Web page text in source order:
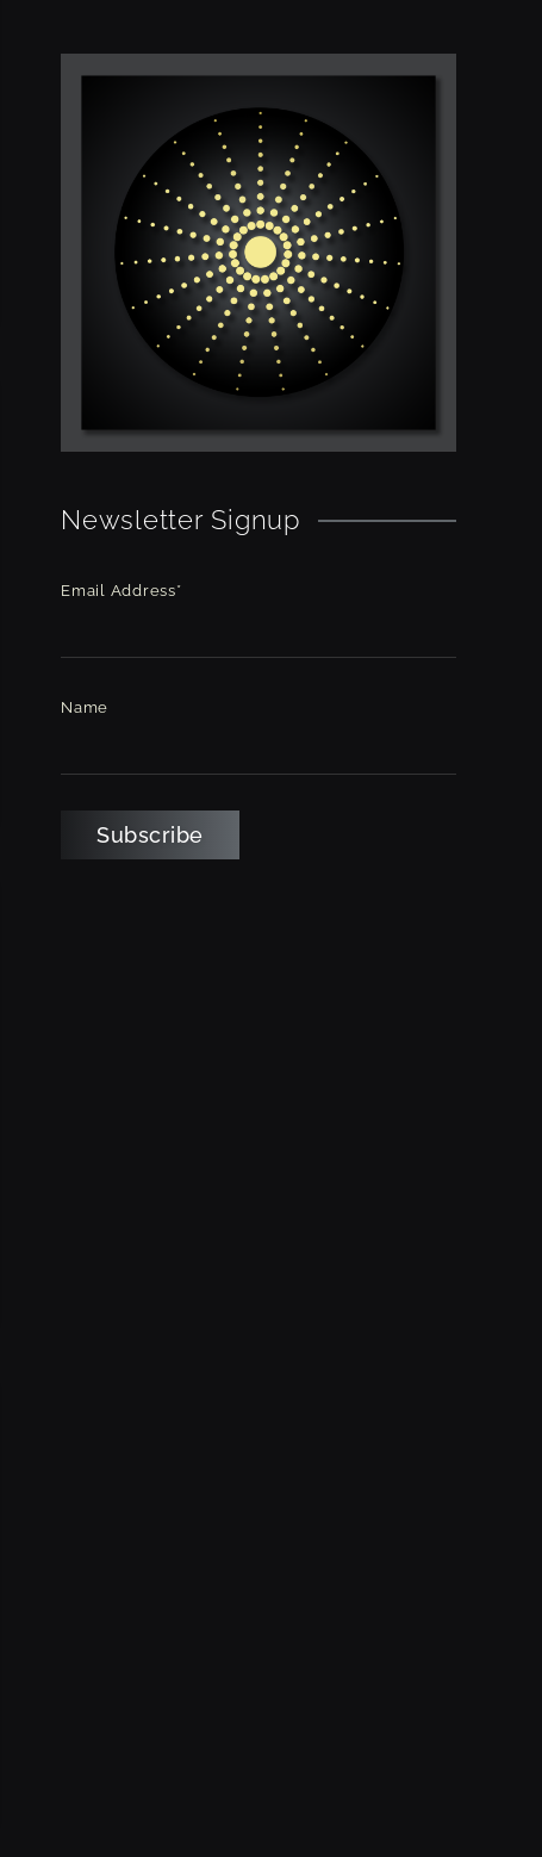
Newsletter Signup
Email Address*
Name